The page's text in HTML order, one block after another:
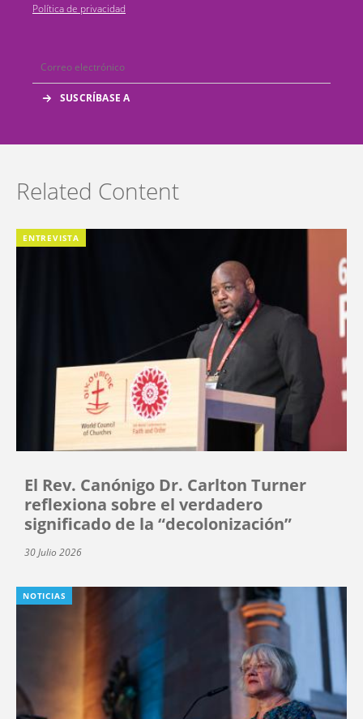
Política de privacidad
Related Content
ENTREVISTA
El Rev. Canónigo Dr. Carlton Turner
reflexiona sobre el verdadero
significado de la “decolonización”
30 Julio 2026
NOTICIAS